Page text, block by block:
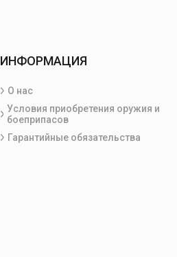
ИНФОРМАЦИЯ
О нас
Условия приобретения оружия и
боеприпасов
Гарантийные обязательства